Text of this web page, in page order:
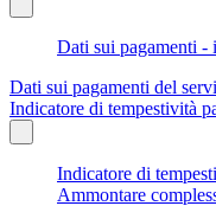
Dati sui pagamenti -
Dati sui pagamenti del
Indicatore di tempestività
Indicatore di
Ammontare